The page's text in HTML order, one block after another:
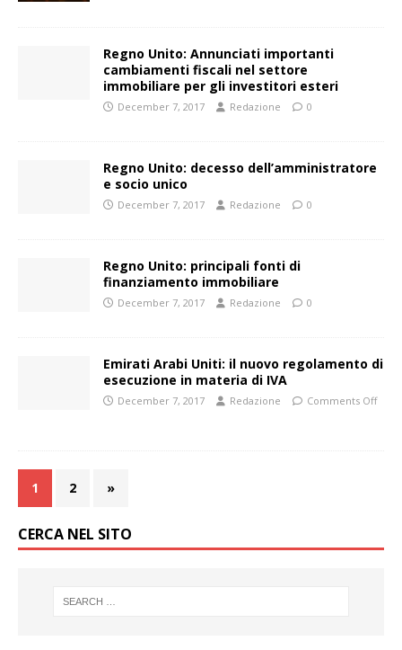
Regno Unito: Annunciati importanti
cambiamenti fiscali nel settore
immobiliare per gli investitori esteri
December 7, 2017 Redazione 0
Regno Unito: decesso dell’amministratore
e socio unico
December 7, 2017 Redazione 0
Regno Unito: principali fonti di
finanziamento immobiliare
December 7, 2017 Redazione 0
Emirati Arabi Uniti: il nuovo regolamento di
esecuzione in materia di IVA
December 7, 2017 Redazione Comments Off
1 2 »
CERCA NEL SITO